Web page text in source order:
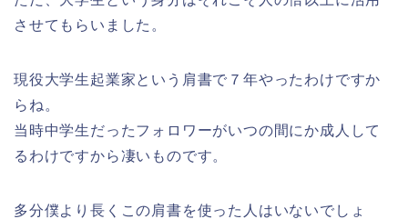
させてもらいました。
現役大学生起業家という肩書で７年やったわけですか
らね。
当時中学生だったフォロワーがいつの間にか成人して
るわけですから凄いものです。
多分僕より長くこの肩書を使った人はいないでしょ